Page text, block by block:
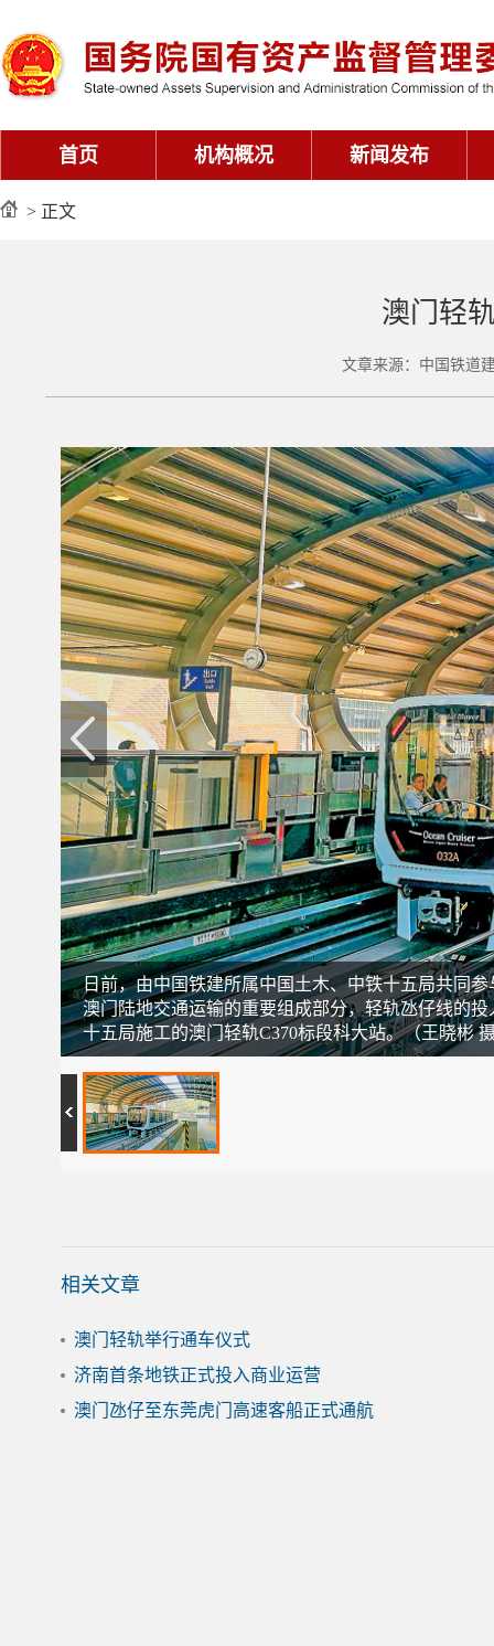
首页 机构概况 新闻发布
> 正文
澳门轻
文章来源：中国铁
日前，由中国铁建所属中国土木、中铁十五局共同
澳门陆地交通运输的重要组成部分，轻轨氹仔线的
十五局施工的澳门轻轨C370标段科大站。（王晓彬
相关文章
澳门轻轨举行通车仪式
济南首条地铁正式投入商业运营
澳门氹仔至东莞虎门高速客船正式通航